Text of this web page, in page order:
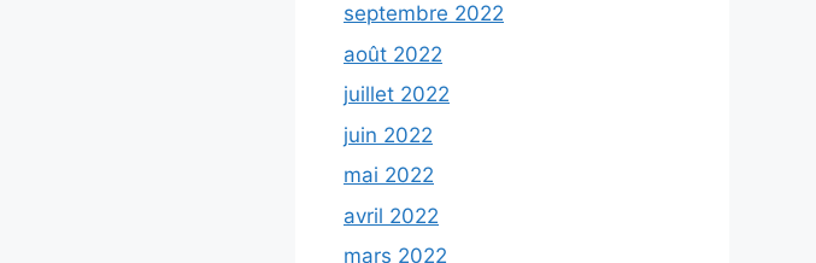
septembre 2022
août 2022
juillet 2022
juin 2022
mai 2022
avril 2022
mars 2022